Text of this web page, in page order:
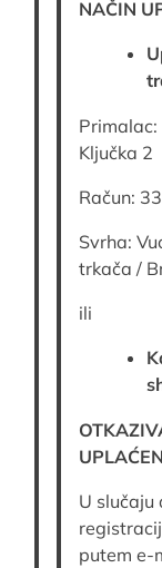
NAČIN
Ključka 2
Račun:
Svrha:
trkača /
ili
U slučaju
putem e-